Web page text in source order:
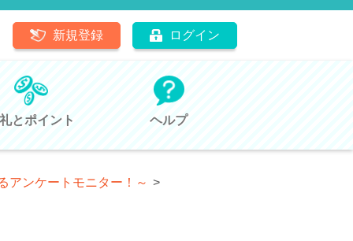
新規登録 ログイン
とポイント ヘルプ
アンケートモニター！～ >